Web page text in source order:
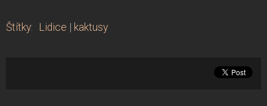
Štítky: Lidice | kaktusy